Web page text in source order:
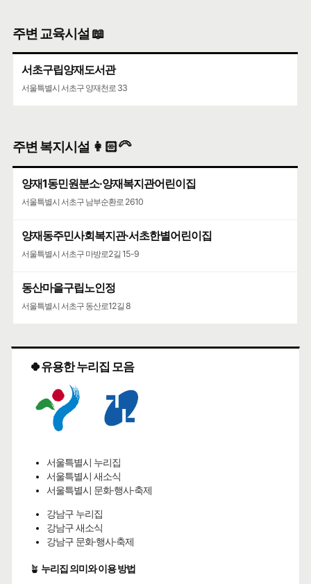
주변 교육시설 📖
서초구립양재도서관
서울특별시 서초구 양재천로 33
주변 복지시설 👩🏻‍🦳
양재1동민원분소·양재복지관어린이집
서울특별시 서초구 남부순환로 2610
양재동주민사회복지관·서초한별어린이집
서울특별시 서초구 마방로2길 15-9
동산마을구립노인정
서울특별시 서초구 동산로12길 8
🍀유용한 누리집 모음
서울특별시 누리집
서울특별시 새소식
서울특별시 문화·행사·축제
강남구 누리집
강남구 새소식
강남구 문화·행사·축제
🪴 누리집 의미와 이용 방법